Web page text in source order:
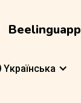
Beelinguapp
Yкраїнська